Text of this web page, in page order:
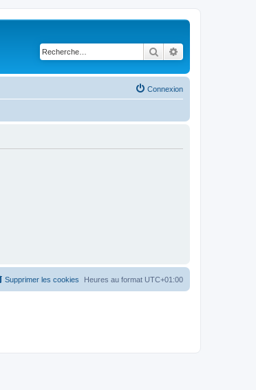
Rechercher
Connexion
Heures au format UTC+01:00
Supprimer les cookies